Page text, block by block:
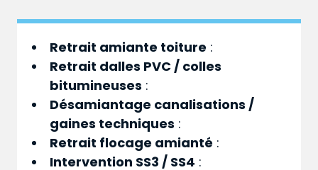
Retrait amiante toiture :
Retrait dalles PVC / colles
bitumineuses :
Désamiantage canalisations /
gaines techniques :
Retrait flocage amianté :
Intervention SS3 / SS4 :